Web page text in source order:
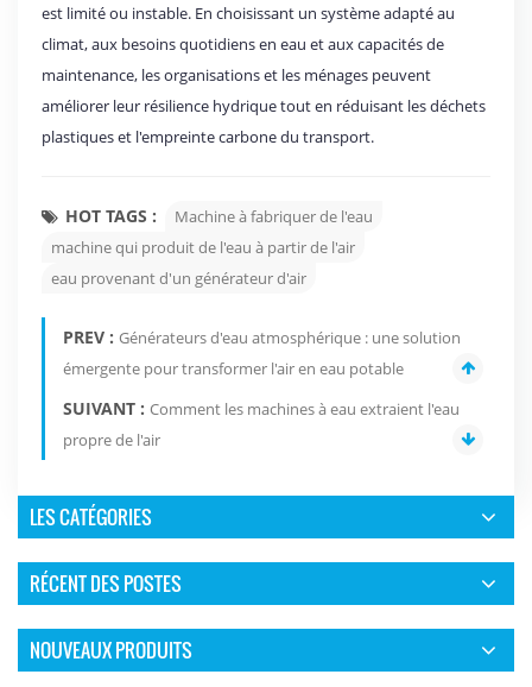
est limité ou instable. En choisissant un système adapté au
climat, aux besoins quotidiens en eau et aux capacités de
maintenance, les organisations et les ménages peuvent
améliorer leur résilience hydrique tout en réduisant les déchets
plastiques et l'empreinte carbone du transport.
HOT TAGS :
Machine à fabriquer de l'eau
machine qui produit de l'eau à partir de l'air
eau provenant d'un générateur d'air
PREV : Générateurs d'eau atmosphérique : une solution
émergente pour transformer l'air en eau potable
SUIVANT : Comment les machines à eau extraient l'eau
propre de l'air
LES CATÉGORIES
RÉCENT DES POSTES
NOUVEAUX PRODUITS